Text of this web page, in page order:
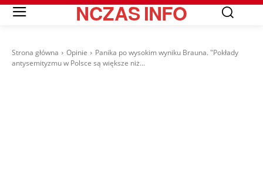
NCZASINFO
Strona główna Opinie
Panika po wysokim wyniku Brauna. "Pokłady
antysemityzmu w Polsce są większe niż...